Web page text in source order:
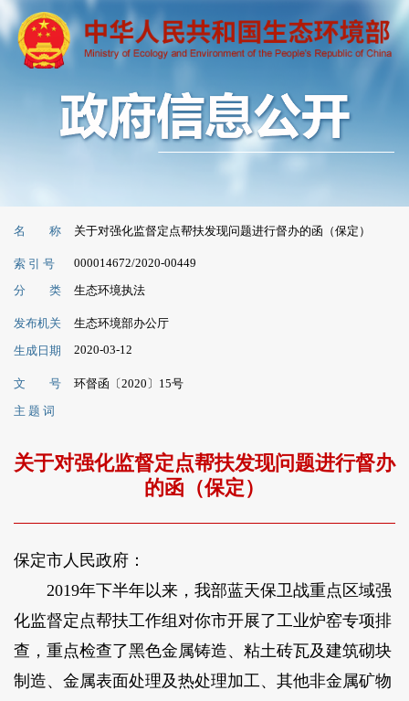
名 称 关于对强化监督定点帮扶发现问题进行督办的函（保定）
索 引 号 000014672/2020-00449
分 类 生态环境执法
发布机关
生态环境部办公厅
生成日期
2020-03-12
文 号
环督函〔2020〕15号
主 题 词
关于对强化监督定点帮扶发现问题进行督办
的函（保定）
保定市人民政府：
2019年下半年以来，我部蓝天保卫战重点区域强
化监督定点帮扶工作组对你市开展了工业炉窑专项排
查，重点检查了黑色金属铸造、粘土砖瓦及建筑砌块
制造、金属表面处理及热处理加工、其他非金属矿物